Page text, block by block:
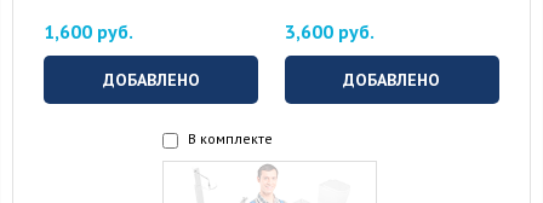
1,600 руб.
ДОБАВЛЕНО
3,600 руб.
ДОБАВЛЕНО
В комплекте